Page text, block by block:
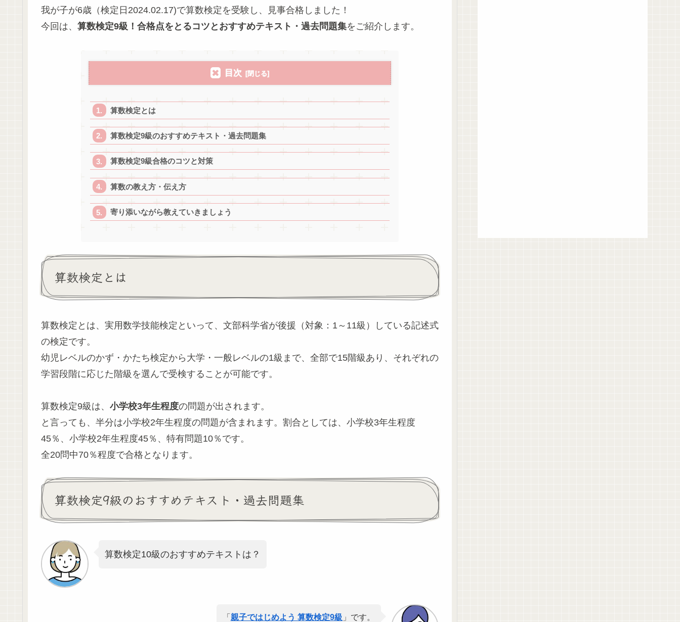
我が子が6歳（検定日2024.02.17)で算数検定を受験し、見事合格しました！
今回は、 算数検定9級！合格点をとるコツとおすすめテキスト・過去問題集をご紹介します。
目次
算数検定とは
算数検定9級のおすすめテキスト・過去問題集
算数検定9級合格のコツと対策
算数の教え方・伝え方
寄り添いながら教えていきましょう
算数検定とは
算数検定とは、実用数学技能検定といって、文部科学省が後援（対象：1～11級）している記述式
の検定です。
幼児レベルのかず・かたち検定から大学・一般レベルの1級まで、全部で15階級あり、それぞれの
学習段階に応じた階級を選んで受検することが可能です。
算数検定9級は、 小学校3年生程度の問題が出されます。
と言っても、半分は小学校2年生程度の問題が含まれます。割合としては、小学校3年生程度
45％、小学校2年生程度45％、特有問題10％です。
全20問中70％程度で合格となります。
算数検定9級のおすすめテキスト・過去問題集
算数検定10級のおすすめテキストは？
「 親子ではじめよう 算数検定9級 」です。